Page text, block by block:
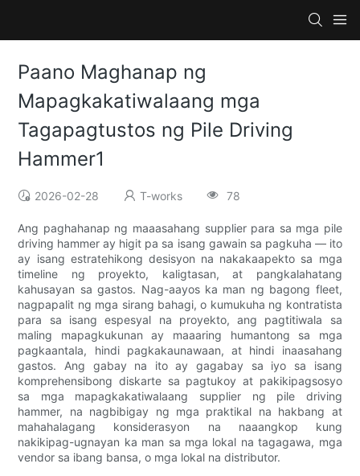
Paano Maghanap ng
Mapagkakatiwalaang mga
Tagapagtustos ng Pile Driving
Hammer1
2026-02-28 T-works 78
Ang paghahanap ng maaasahang supplier para sa mga pile
driving hammer ay higit pa sa isang gawain sa pagkuha — ito
ay isang estratehikong desisyon na nakakaapekto sa mga
timeline ng proyekto, kaligtasan, at pangkalahatang
kahusayan sa gastos. Nag-aayos ka man ng bagong fleet,
nagpapalit ng mga sirang bahagi, o kumukuha ng kontratista
para sa isang espesyal na proyekto, ang pagtitiwala sa
maling mapagkukunan ay maaaring humantong sa mga
pagkaantala, hindi pagkakaunawaan, at hindi inaasahang
gastos. Ang gabay na ito ay gagabay sa iyo sa isang
komprehensibong diskarte sa pagtukoy at pakikipagsosyo
sa mga mapagkakatiwalaang supplier ng pile driving
hammer, na nagbibigay ng mga praktikal na hakbang at
mahahalagang konsiderasyon na naaangkop kung
nakikipag-ugnayan ka man sa mga lokal na tagagawa, mga
vendor sa ibang bansa, o mga lokal na distributor.